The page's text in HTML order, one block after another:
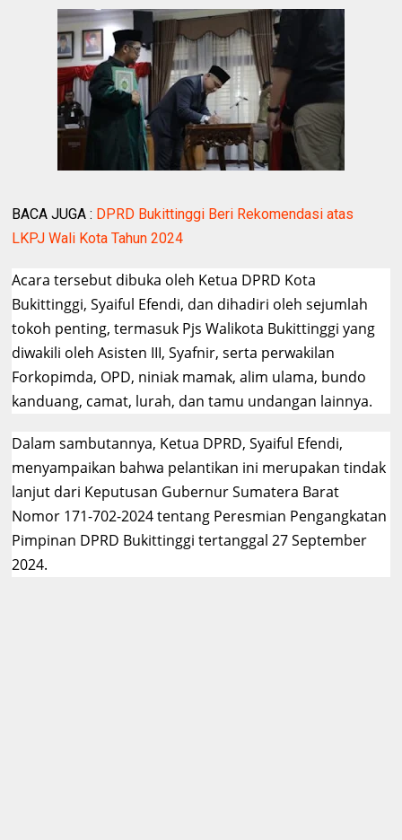
BACA JUGA : DPRD Bukittinggi Beri Rekomendasi atas
LKPJ Wali Kota Tahun 2024
Acara tersebut dibuka oleh Ketua DPRD Kota
Bukittinggi, Syaiful Efendi, dan dihadiri oleh sejumlah
tokoh penting, termasuk Pjs Walikota Bukittinggi yang
diwakili oleh Asisten III, Syafnir, serta perwakilan
Forkopimda, OPD, niniak mamak, alim ulama, bundo
kanduang, camat, lurah, dan tamu undangan lainnya.
Dalam sambutannya, Ketua DPRD, Syaiful Efendi,
menyampaikan bahwa pelantikan ini merupakan tindak
lanjut dari Keputusan Gubernur Sumatera Barat
Nomor 171-702-2024 tentang Peresmian Pengangkatan
Pimpinan DPRD Bukittinggi tertanggal 27 September
2024.